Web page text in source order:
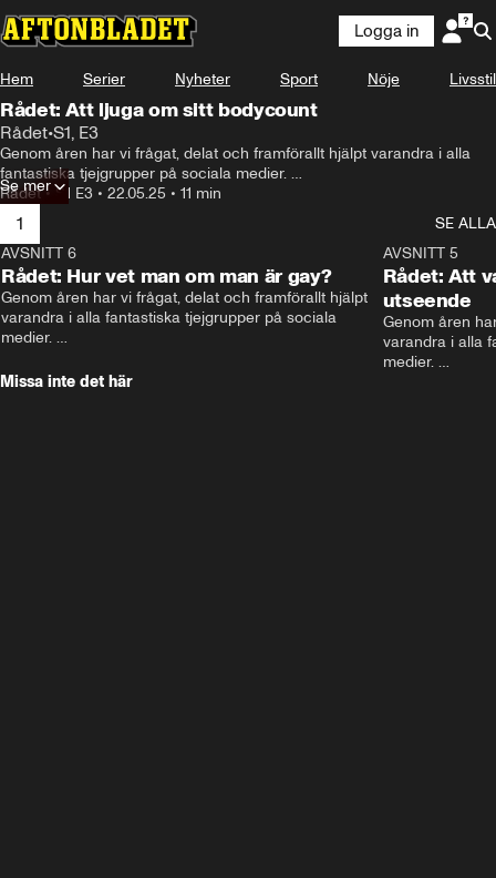
Logga in
Hem Serier Nyheter Sport Nöje Livsstil
Rådet: Att ljuga om sitt bodycount
Rådet•S1, E3
Genom åren har vi frågat, delat och framförallt hjälpt varandra i alla
fantastiska tjejgrupper på sociala medier.
I Aftonbladets nya programsatsning ”Rådet” möts programledare Olivia
J Berntsson, influencern och poddaren Lovisa ”Laki” Karlsson och
kulturjournalisten och författaren Minna Höggren för att ta alla dessa
stora och små funderingar på absolut största allvar.
Rådet• S1 E3 • 22.05.25 • 11 min
Se mer
1
SE ALLA
AVSNITT 6
Rådet: Hur vet man om man är gay?
Genom åren har vi frågat, delat och framförallt hjälpt
varandra i alla fantastiska tjejgrupper på sociala
medier.
I Aftonbladets nya programsatsning ”Rådet” möts
AVSNITT 5
Rådet: Att
utseende
Genom åren
varandra i alla
medier.
Missa inte det här